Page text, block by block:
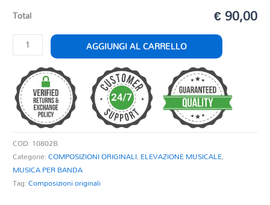
Total € 90,00
ARIA
DI
FEDE
quantità
AGGIUNGI AL CARRELLO
COD: 10802B
Categorie:COMPOSIZIONI ORIGINALI, ELEVAZIONE MUSICALE,
MUSICA PER BANDA
Tag:Composizioni originali